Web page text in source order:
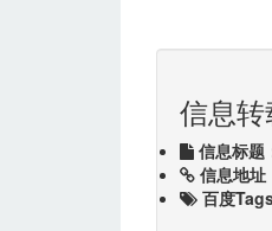
信息转
信息标题
信息地址
百度